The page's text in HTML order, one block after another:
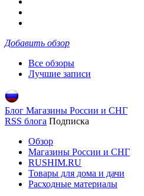
Добавить обзор
Все обзоры
Лучшие записи
Блог Магазины России и СНГ
RSS блога Подписка
Обзор
Магазины России и СНГ
RUSHIM.RU
Товары для дома и дачи
Расходные материалы